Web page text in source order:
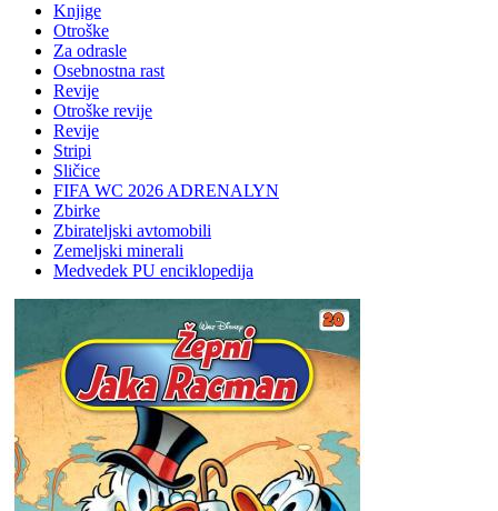
Knjige
Otroške
Za odrasle
Osebnostna rast
Revije
Otroške revije
Revije
Stripi
Sličice
FIFA WC 2026 ADRENALYN
Zbirke
Zbirateljski avtomobili
Zemeljski minerali
Medvedek PU enciklopedija